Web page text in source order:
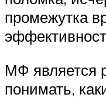
промежутка
МФ является
понимать,